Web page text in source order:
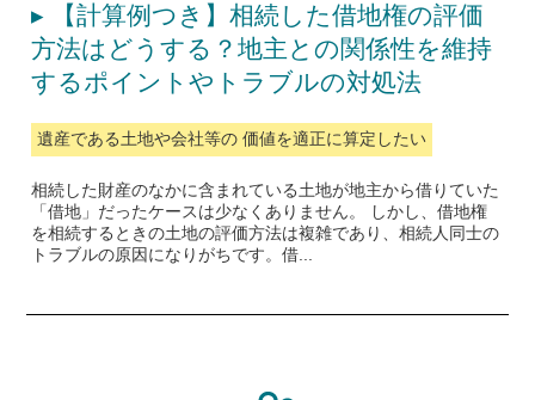
▸
【計算例つき】相続した借地権の評価
方法はどうする？地主との関係性を維持
するポイントやトラブルの対処法
遺産である土地や会社等の 価値を適正に算定したい
相続した財産のなかに含まれている土地が地主から借りていた
「借地」だったケースは少なくありません。 しかし、借地権
を相続するときの土地の評価方法は複雑であり、相続人同士の
トラブルの原因になりがちです。借...